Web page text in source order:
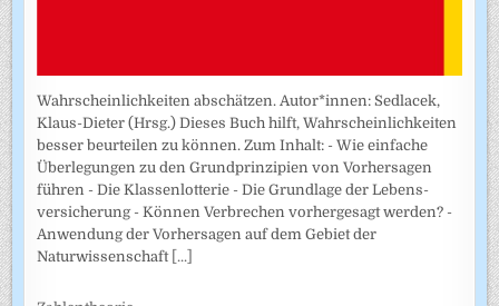
Wahrscheinlichkeiten abschätzen. Autor*innen: Sedlacek,
Klaus-Dieter (Hrsg.) Dieses Buch hilft, Wahrscheinlichkeiten
besser beurteilen zu können. Zum Inhalt: - Wie einfache
Überlegungen zu den Grundprinzipien von Vorhersagen
führen - Die Klassenlotterie - Die Grundlage der Lebens­
versicherung - Können Verbrechen vorhergesagt werden? -
Anwendung der Vorhersagen auf dem Gebiet der
Naturwissenschaft [...]